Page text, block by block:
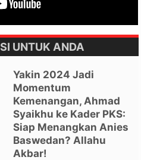
UNTUK ANDA
Yakin 2024 Jadi
Momentum
Kemenangan, Ahmad
Syaikhu ke Kader PKS:
Siap Menangkan Anies
Baswedan? Allahu
Akbar!